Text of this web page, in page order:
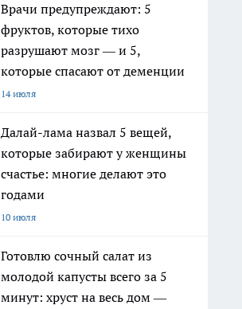
Врачи предупреждают: 5
фруктов, которые тихо
разрушают мозг — и 5,
которые спасают от деменции
14 июля
Далай-лама назвал 5 вещей,
которые забирают у женщины
счастье: многие делают это
годами
10 июля
Готовлю сочный салат из
молодой капусты всего за 5
минут: хруст на весь дом —